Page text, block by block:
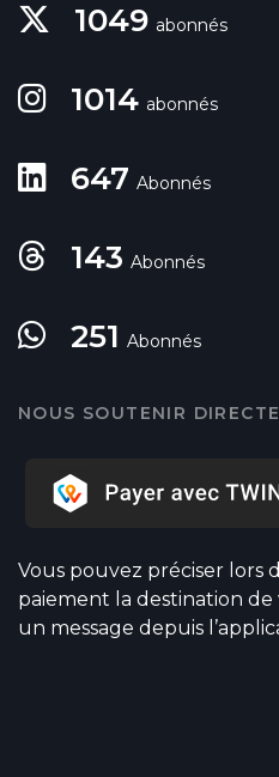
1049 abonnés
1014 abonnés
647 Abonnés
143 Abonnés
251 Abonnés
NOUS SOUTENIR
Vous pouvez préciser lors
paiement la destination
un message depuis